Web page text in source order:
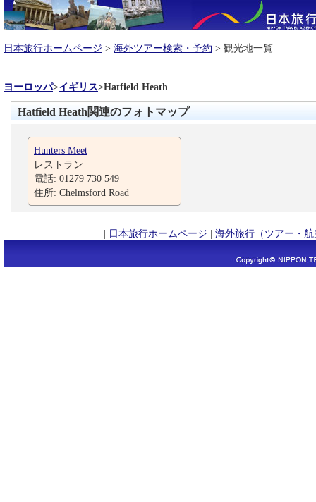
日本旅行ホームページ > 海外ツアー検索・予約 > 観光地一覧
ヨーロッパ>イギリス>Hatfield Heath
Hatfield Heath関連のフォトマップ
Hunters Meet
レストラン
電話: 01279 730 549
住所: Chelmsford Road
| 日本旅行ホームページ | 海外旅行（ツアー・航